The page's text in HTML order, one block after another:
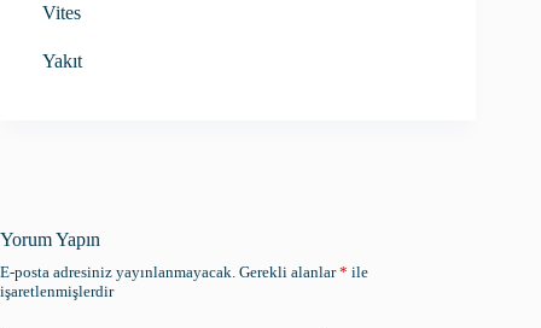
Vites
Yakıt
Yorum Yapın
E-posta adresiniz yayınlanmayacak. Gerekli alanlar* ile
işaretlenmişlerdir